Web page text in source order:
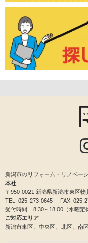
新潟市のリフォーム・リノベー
本社
〒950-0021 新潟県新潟市東区物
TEL. 025-273-0645 FAX. 025-
受付時間 8:30～18:00（水曜定
ご対応エリア
新潟市東区、中央区、北区、南